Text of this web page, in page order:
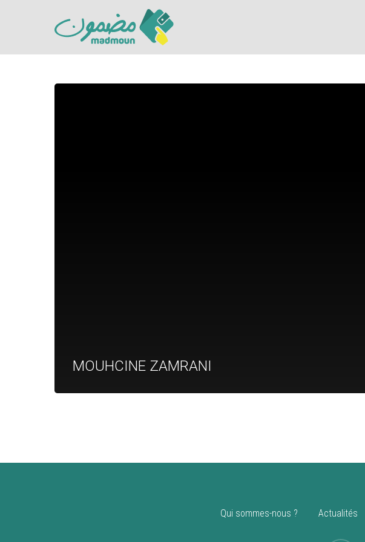
MOUHCINE ZAMRANI
Qui sommes-nous ? Actualités